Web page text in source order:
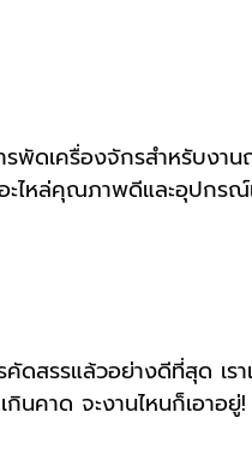
พัดเครื่องจักรสำหรับง
หล่คุณภาพดีและอุปกร
สรรแล้วอย่างดีที่สุด เ
าด จะงานไหนก็เอาอ